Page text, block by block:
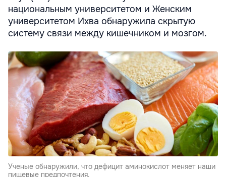
национальным университетом и Женским
университетом Ихва обнаружила скрытую
систему связи между кишечником и мозгом.
Ученые обнаружили, что дефицит аминокислот меняет наши
пищевые предпочтения.